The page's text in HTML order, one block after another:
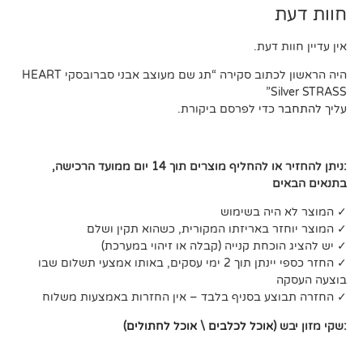
היה הראשון לכתוב סקירה “תג שם מעוצב אבני סברובסקי HEART
לפרסם ביקורת.
:ניתן להחזיר או להחליף מוצרים תוך 14 יום ממועד הרכישה,
בשימוש
המקורית, כשהוא תקין ושלם
קנייה (קבלה או זיהוי במערכת)
✓ החזר כספי יינתן תוך 2 ימי עסקים, באותו אמצעי תשלום שבו
בסניף בלבד – אין החזרות באמצעות משלוח
אוכל לכלבים \אוכל לחתולים)